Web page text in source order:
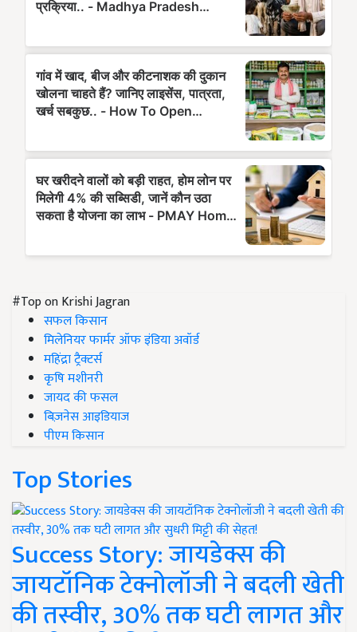
#Top on Krishi Jagran
सफल किसान
मिलेनियर फार्मर ऑफ इंडिया अवॉर्ड
महिंद्रा ट्रैक्टर्स
कृषि मशीनरी
जायद की फसल
बिज़नेस आइडियाज
पीएम किसान
Top Stories
Success Story: जायडेक्स की
जायटॉनिक टेक्नोलॉजी ने बदली खेती
की तस्वीर, 30% तक घटी लागत और